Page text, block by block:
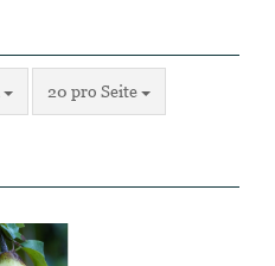
20 pro Seite
pro Seite